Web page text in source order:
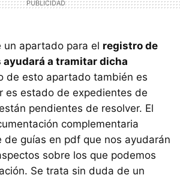
un apartado para el registro de
ayudará a tramitar dicha
de esto apartado también es
es estado de expedientes de
pendientes de resolver. El
complementaria
de guías en pdf que nos ayudarán
sobre los que podemos
Se trata sin duda de un